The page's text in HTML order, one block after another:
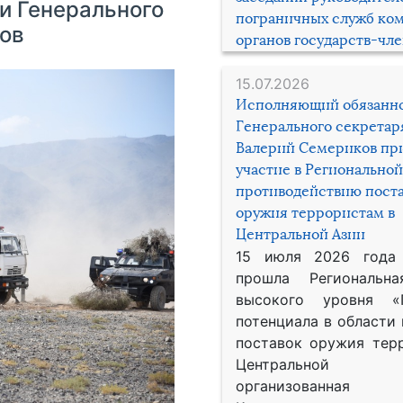
пограничных служб
органов государств-
15.07.2026
Исполняющий
Генерального
Валерий Семериков
участие в
противодействию
оружия террористам в
Центральной Азии
15 июля 2026
прошла
высокого уровня
потенциала в области
поставок оружия
Центральной
организованная
Генерального